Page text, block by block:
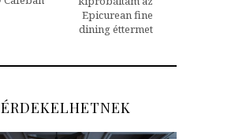
Epicurean fine
dining éttermet